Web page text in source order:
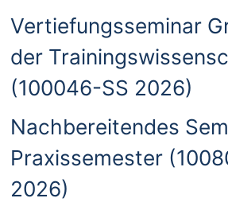
Vertiefungsseminar
der
(100046-SS 2026)
Nachbereitendes
Praxissemester
2026)